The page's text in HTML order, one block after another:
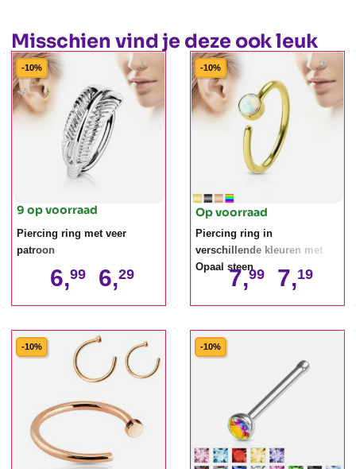
Misschien vind je deze ook leuk
-10%
9 op voorraad
Piercing ring met veer
patroon
6,99 6,29
-10%
Op voorraad
Piercing ring in
verschillende kleuren met
Opaal steen
7,99 7,19
-10% -10%